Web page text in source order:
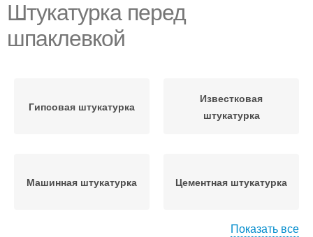
Штукатурка перед
шпаклевкой
Гипсовая штукатурка
Известковая
штукатурка
Машинная штукатурка Цементная штукатурка
Показать все